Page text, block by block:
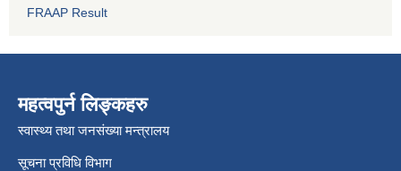
FRAAP Result
महत्वपुर्न लिङ्कहरु
स्वास्थ्य तथा जनसंख्या मन्त्रालय
सूचना प्रविधि विभाग